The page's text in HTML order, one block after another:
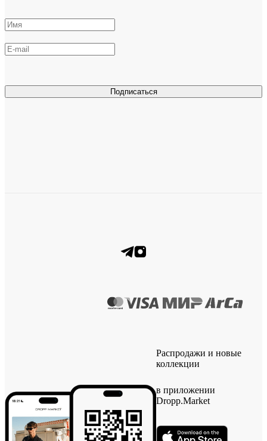
Подписаться
Распродажи и новые
коллекции
в приложении
Dropp.Market